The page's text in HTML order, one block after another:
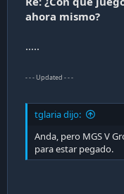
ahora mismo?
.....
- - - Updated - - -
tglaria dijo:
Anda, pero MGS V
para estar pegado.